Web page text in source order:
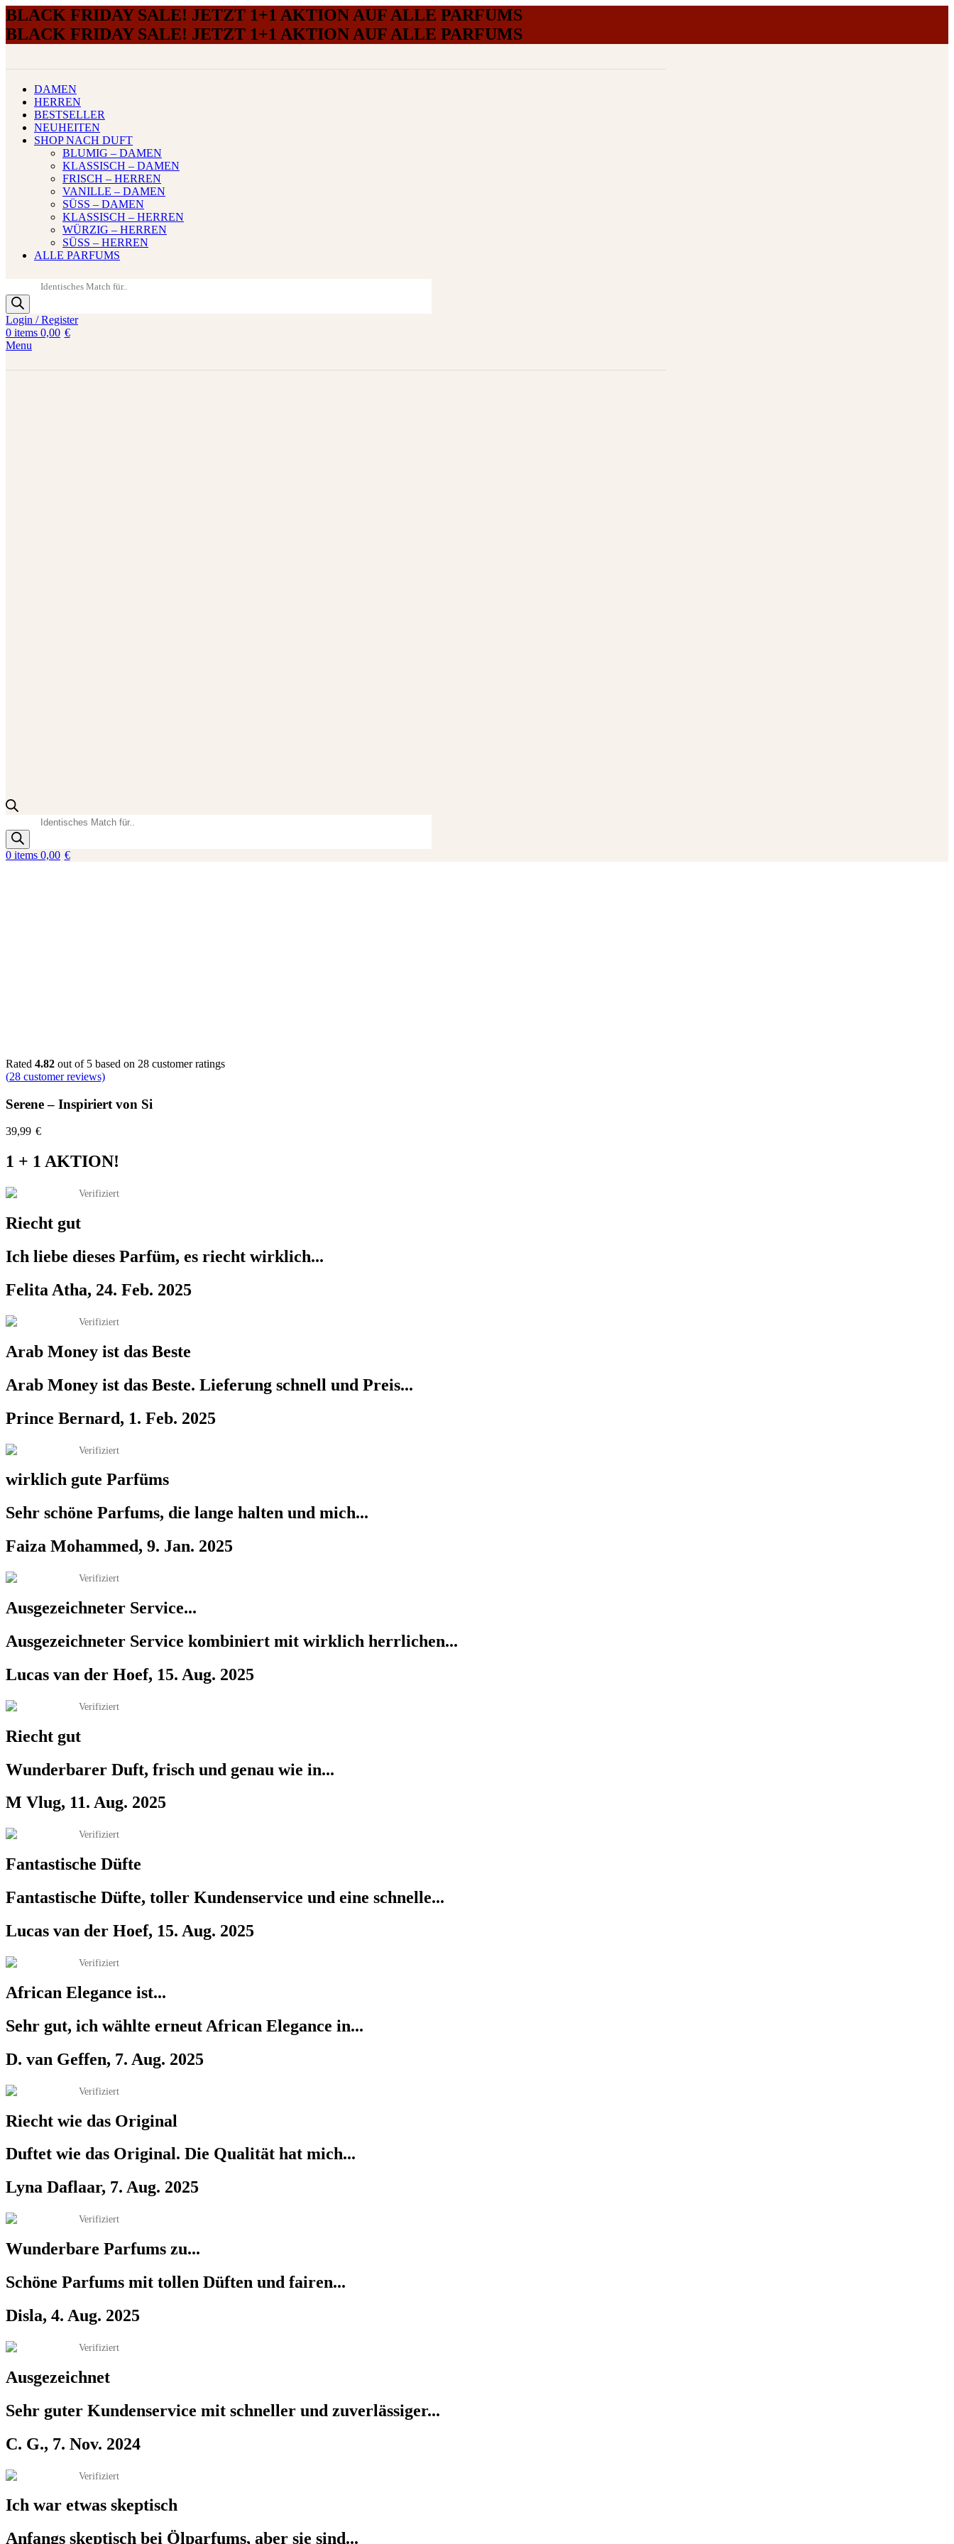
BLACK FRIDAY SALE! JETZT 1+1 AKTION AUF ALLE PARFUMS
BLACK FRIDAY SALE! JETZT 1+1 AKTION AUF ALLE PARFUMS
DAMEN
HERREN
BESTSELLER
NEUHEITEN
SHOP NACH DUFT
BLUMIG – DAMEN
KLASSISCH – DAMEN
FRISCH – HERREN
VANILLE – DAMEN
SÜSS – DAMEN
KLASSISCH – HERREN
WÜRZIG – HERREN
SÜSS – HERREN
ALLE PARFUMS
Products
search
Login / Register
0 items 0,00 €
Menu
Products
search
0 items 0,00 €
Rated 4.82 out of 5 based on 28 customer ratings
(28 customer reviews)
Serene – Inspiriert von Si
39,99 €
1 + 1 AKTION!
Verifiziert
Riecht gut
Ich liebe dieses Parfüm, es riecht wirklich...
Felita Atha, 24. Feb. 2025
Verifiziert
Arab Money ist das Beste
Arab Money ist das Beste. Lieferung schnell und Preis...
Prince Bernard, 1. Feb. 2025
Verifiziert
wirklich gute Parfüms
Sehr schöne Parfums, die lange halten und mich...
Faiza Mohammed, 9. Jan. 2025
Verifiziert
Ausgezeichneter Service...
Ausgezeichneter Service kombiniert mit wirklich herrlichen...
Lucas van der Hoef, 15. Aug. 2025
Verifiziert
Riecht gut
Wunderbarer Duft, frisch und genau wie in...
M Vlug, 11. Aug. 2025
Verifiziert
Fantastische Düfte
Fantastische Düfte, toller Kundenservice und eine schnelle...
Lucas van der Hoef, 15. Aug. 2025
Verifiziert
African Elegance ist...
Sehr gut, ich wählte erneut African Elegance in...
D. van Geffen, 7. Aug. 2025
Verifiziert
Riecht wie das Original
Duftet wie das Original. Die Qualität hat mich...
Lyna Daflaar, 7. Aug. 2025
Verifiziert
Wunderbare Parfums zu...
Schöne Parfums mit tollen Düften und fairen...
Disla, 4. Aug. 2025
Verifiziert
Ausgezeichnet
Sehr guter Kundenservice mit schneller und zuverlässiger...
C. G., 7. Nov. 2024
Verifiziert
Ich war etwas skeptisch
Anfangs skeptisch bei Ölparfums, aber sie sind...